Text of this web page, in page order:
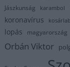
Jászkunság karambol
koronavírus
lopás magyarország
Orbán Viktor